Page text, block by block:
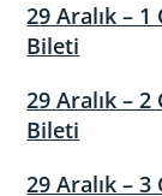
29 Aralık –
Bileti
29 Aralık –
Bileti
29 Aralık –